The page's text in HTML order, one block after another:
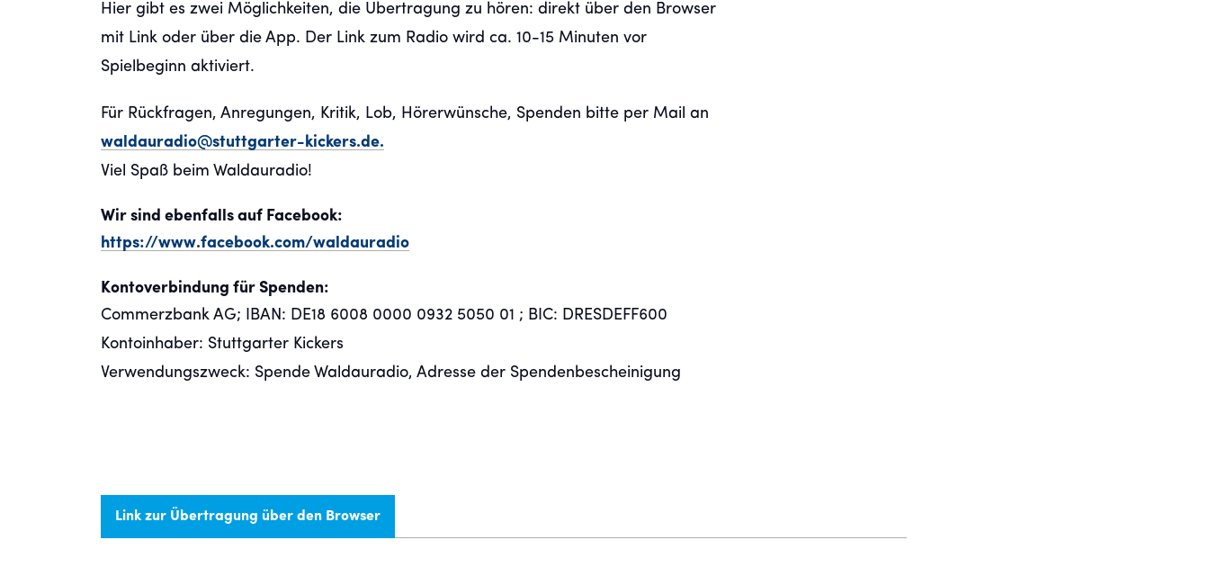
Hier gibt es zwei Möglichkeiten, die Übertragung zu hören: direkt über den Browser
mit Link oder über die App. Der Link zum Radio wird ca. 10-15 Minuten vor
Spielbeginn aktiviert.
Für Rückfragen, Anregungen, Kritik, Lob, Hörerwünsche, Spenden bitte per Mail an
waldauradio@stuttgarter-kickers.de.
Viel Spaß beim Waldauradio!
Wir sind ebenfalls auf Facebook:
https://www.facebook.com/waldauradio
Kontoverbindung für Spenden:
Commerzbank AG; IBAN: DE18 6008 0000 0932 5050 01 ; BIC: DRESDEFF600
Kontoinhaber: Stuttgarter Kickers
Verwendungszweck: Spende Waldauradio, Adresse der Spendenbescheinigung
Link zur Übertragung über den Browser